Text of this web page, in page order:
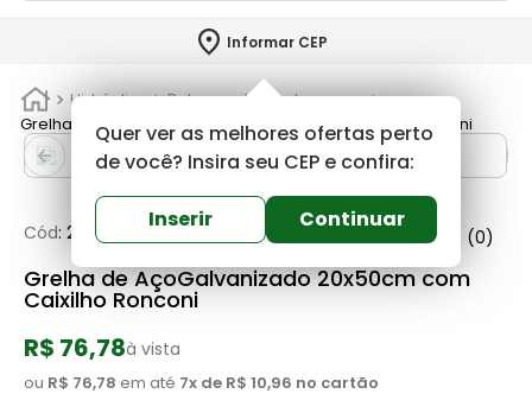
Informar CEP
Quer ver as melhores ofertas perto
de você? Insira seu CEP e confira:
Inserir Continuar
Hidráulica
Ralos, grelhas e tampoes
Grelha de AçoGalvanizado 20x50cm com Caixilho Ronconi
Cód:210285 Metasal (0)
Grelha de AçoGalvanizado 20x50cm com
Caixilho Ronconi
R$ 76,78à vista
ou R$ 76,78 em até 7x de R$ 10,96 no cartão
TERMOS MAIS BUSCADOS
2º
3º
porta
revestimento
5º
argamassa
6º
telha
cimento